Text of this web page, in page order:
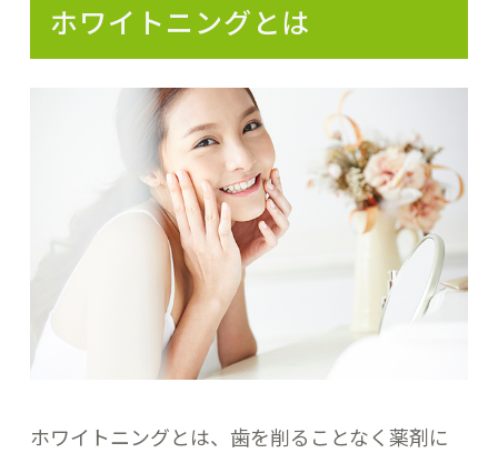
ホワイトニングとは
ホワイトニングとは、歯を削ることなく薬剤に